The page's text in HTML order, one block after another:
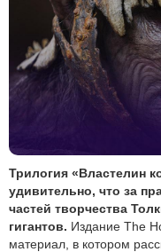
Трилогия «Властелин
удивительно, что за
частей творчества
гигантов. Издание The
материал, в котором